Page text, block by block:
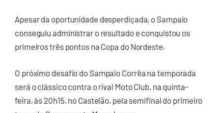
Apesar da oportunidade desperdiçada, o Sampaio
conseguiu administrar o resultado e conquistou os
primeiros três pontos na Copa do Nordeste.
O próximo desafio do Sampaio Corrêa na temporada
será o clássico contra o rival Moto Club, na quinta-
feira, às 20h15, no Castelão, pela semifinal do primeiro